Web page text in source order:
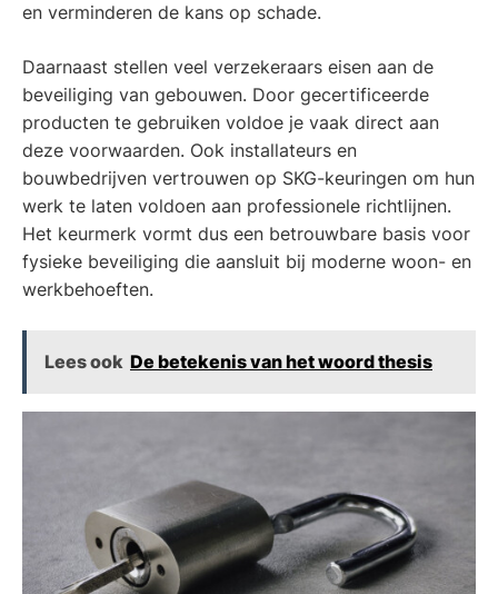
en verminderen de kans op schade.
Daarnaast stellen veel verzekeraars eisen aan de
beveiliging van gebouwen. Door gecertificeerde
producten te gebruiken voldoe je vaak direct aan
deze voorwaarden. Ook installateurs en
bouwbedrijven vertrouwen op SKG-keuringen om hun
werk te laten voldoen aan professionele richtlijnen.
Het keurmerk vormt dus een betrouwbare basis voor
fysieke beveiliging die aansluit bij moderne woon- en
werkbehoeften.
Lees ook De betekenis van het woord thesis